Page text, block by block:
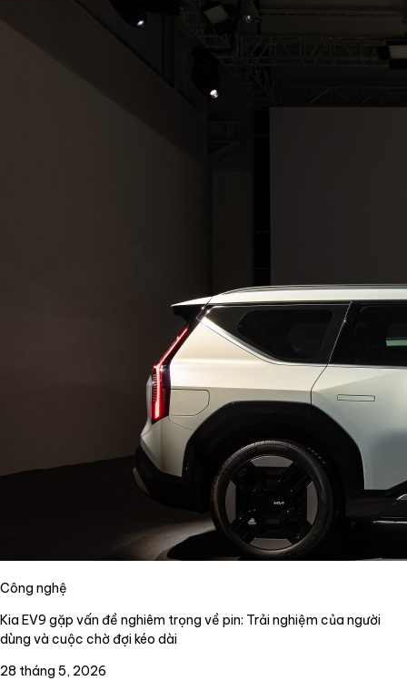
Công nghệ
Kia EV9 gặp vấn đề nghiêm trọng về pin: Trải nghiệm của người
dùng và cuộc chờ đợi kéo dài
28 tháng 5, 2026